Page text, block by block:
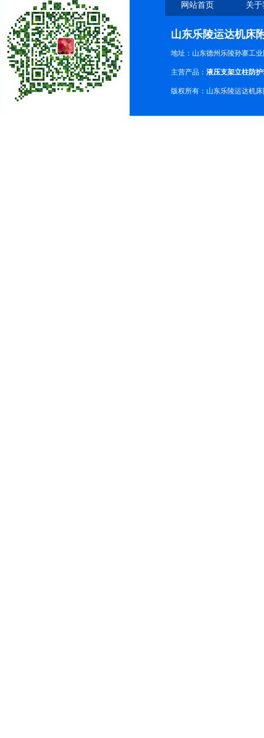
网站首页 关
山东乐陵运达机床
地址：山东德州乐陵孙寨工
主营产品： 液压支架立柱防
版权所有：山东乐陵运达机